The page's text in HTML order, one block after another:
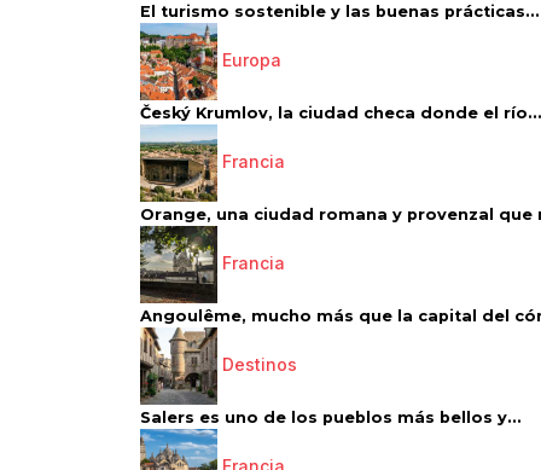
El turismo sostenible y las buenas prácticas...
Europa
Český Krumlov, la ciudad checa donde el río...
Francia
Orange, una ciudad romana y provenzal que
Francia
Angoulême, mucho más que la capital del
Destinos
Salers es uno de los pueblos más bellos y...
Francia